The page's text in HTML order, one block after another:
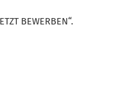
BEWERBEN“.